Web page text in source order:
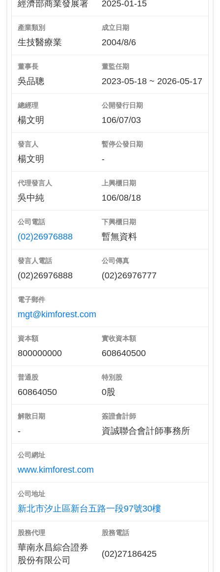
經濟部商業發展署 2025-01-15
產業類別
生技醫療業
成立日期
2004/8/6
董事長
吳品聰
董監任期
2023-05-18 ~ 2026-05-17
總經理
楊文明
公開發行日期
106/07/03
發言人
楊文明
暫停公發日期
-
代理發言人
吳中純
上興櫃日期
106/08/18
公司電話
(02)26976888
下興櫃日期
暫無資料
發言人電話
(02)26976888
公司傳真
(02)26976777
電子郵件
mgt@kimforest.com
資本額
800000000
實收資本額
608640500
普通股
60864050
特別股
0股
解散日期
-
簽證會計師
資誠聯合會計師事務所
公司網址
www.kimforest.com
公司地址
新北市汐止區新台五路一段97號30樓
股務代理
華南永昌綜合證券
股份有限公司
股務電話
(02)27186425